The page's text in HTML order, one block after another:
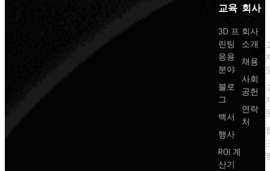
교육
3D 프
린팅
응용
분야
블로
그
백서
행사
ROI 계
산기
회사
회사
소개
채용
사회
공헌
연락
처